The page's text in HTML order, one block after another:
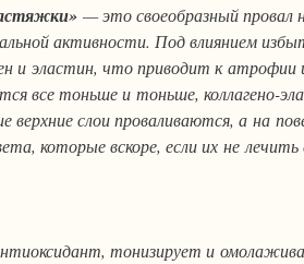
— это своеобразный провал
активности. Под влиянием
и эластин, что приводит к
все тоньше и тоньше, коллагено-
верхние слои проваливаются, а на
которые вскоре, если их не
тонизирует и